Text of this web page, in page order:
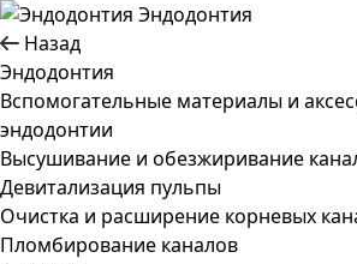
Эндодонтия
Назад
Эндодонтия
Вспомогательные материалы и
эндодонтии
Высушивание и обезжиривание
Девитализация пульпы
Очистка и расширение корневых
Пломбирование каналов